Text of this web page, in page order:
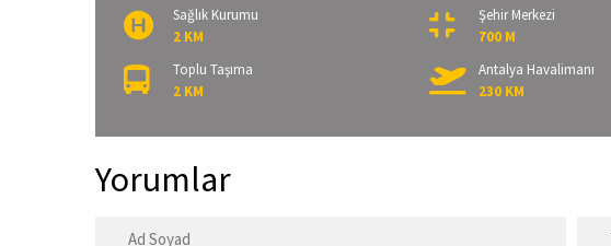
Sağlık Kurumu
2 KM
Şehir Merkezi
700 M
Toplu Taşıma
2 KM
Antalya Havalimanı
230 KM
Yorumlar